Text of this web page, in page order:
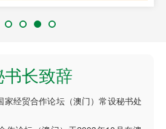
书长致辞
经贸合作论坛（澳门）常设秘书处